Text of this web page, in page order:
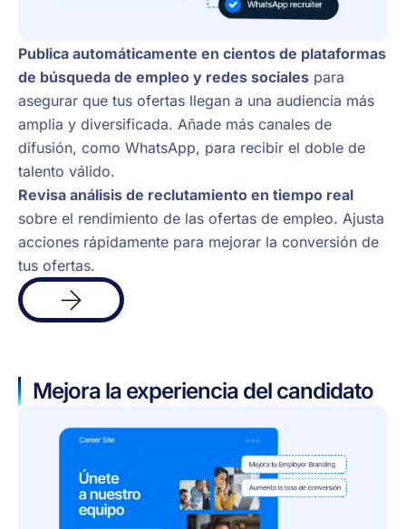
Publica automáticamente en cientos de plataformas
de búsqueda de empleo y redes sociales para
asegurar que tus ofertas llegan a una audiencia más
amplia y diversificada. Añade más canales de
difusión, como WhatsApp, para recibir el doble de
talento válido.
Revisa análisis de reclutamiento en tiempo real
sobre el rendimiento de las ofertas de empleo. Ajusta
acciones rápidamente para mejorar la conversión de
tus ofertas.
info
Mejora la experiencia del candidato